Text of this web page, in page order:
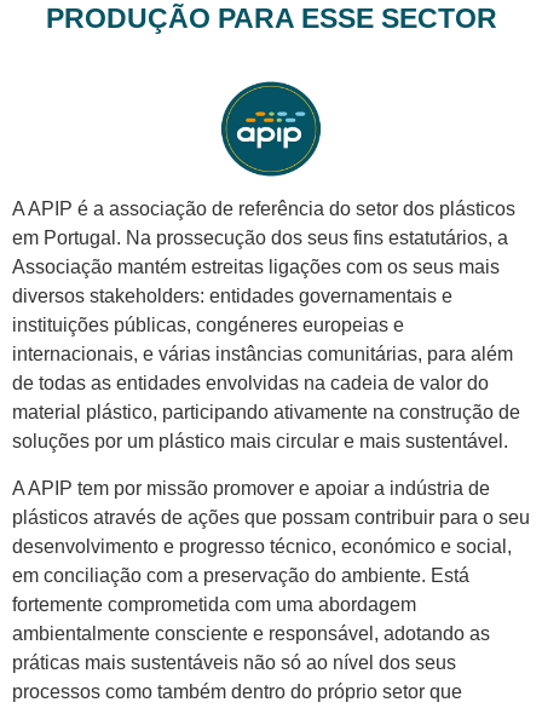
PRODUÇÃO PARA ESSE SECTOR
A APIP é a associação de referência do setor dos plásticos
em Portugal. Na prossecução dos seus fins estatutários, a
Associação mantém estreitas ligações com os seus mais
diversos stakeholders: entidades governamentais e
instituições públicas, congéneres europeias e
internacionais, e várias instâncias comunitárias, para além
de todas as entidades envolvidas na cadeia de valor do
material plástico, participando ativamente na construção de
soluções por um plástico mais circular e mais sustentável.
A APIP tem por missão promover e apoiar a indústria de
plásticos através de ações que possam contribuir para o seu
desenvolvimento e progresso técnico, económico e social,
em conciliação com a preservação do ambiente. Está
fortemente comprometida com uma abordagem
ambientalmente consciente e responsável, adotando as
práticas mais sustentáveis não só ao nível dos seus
processos como também dentro do próprio setor que